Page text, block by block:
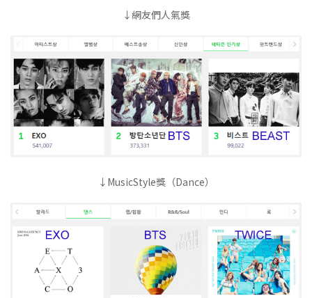
↓網友們人氣獎
↓MusicStyle獎（Dance）